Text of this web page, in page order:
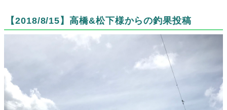
【2018/8/15】高橋&松下様からの釣果投稿